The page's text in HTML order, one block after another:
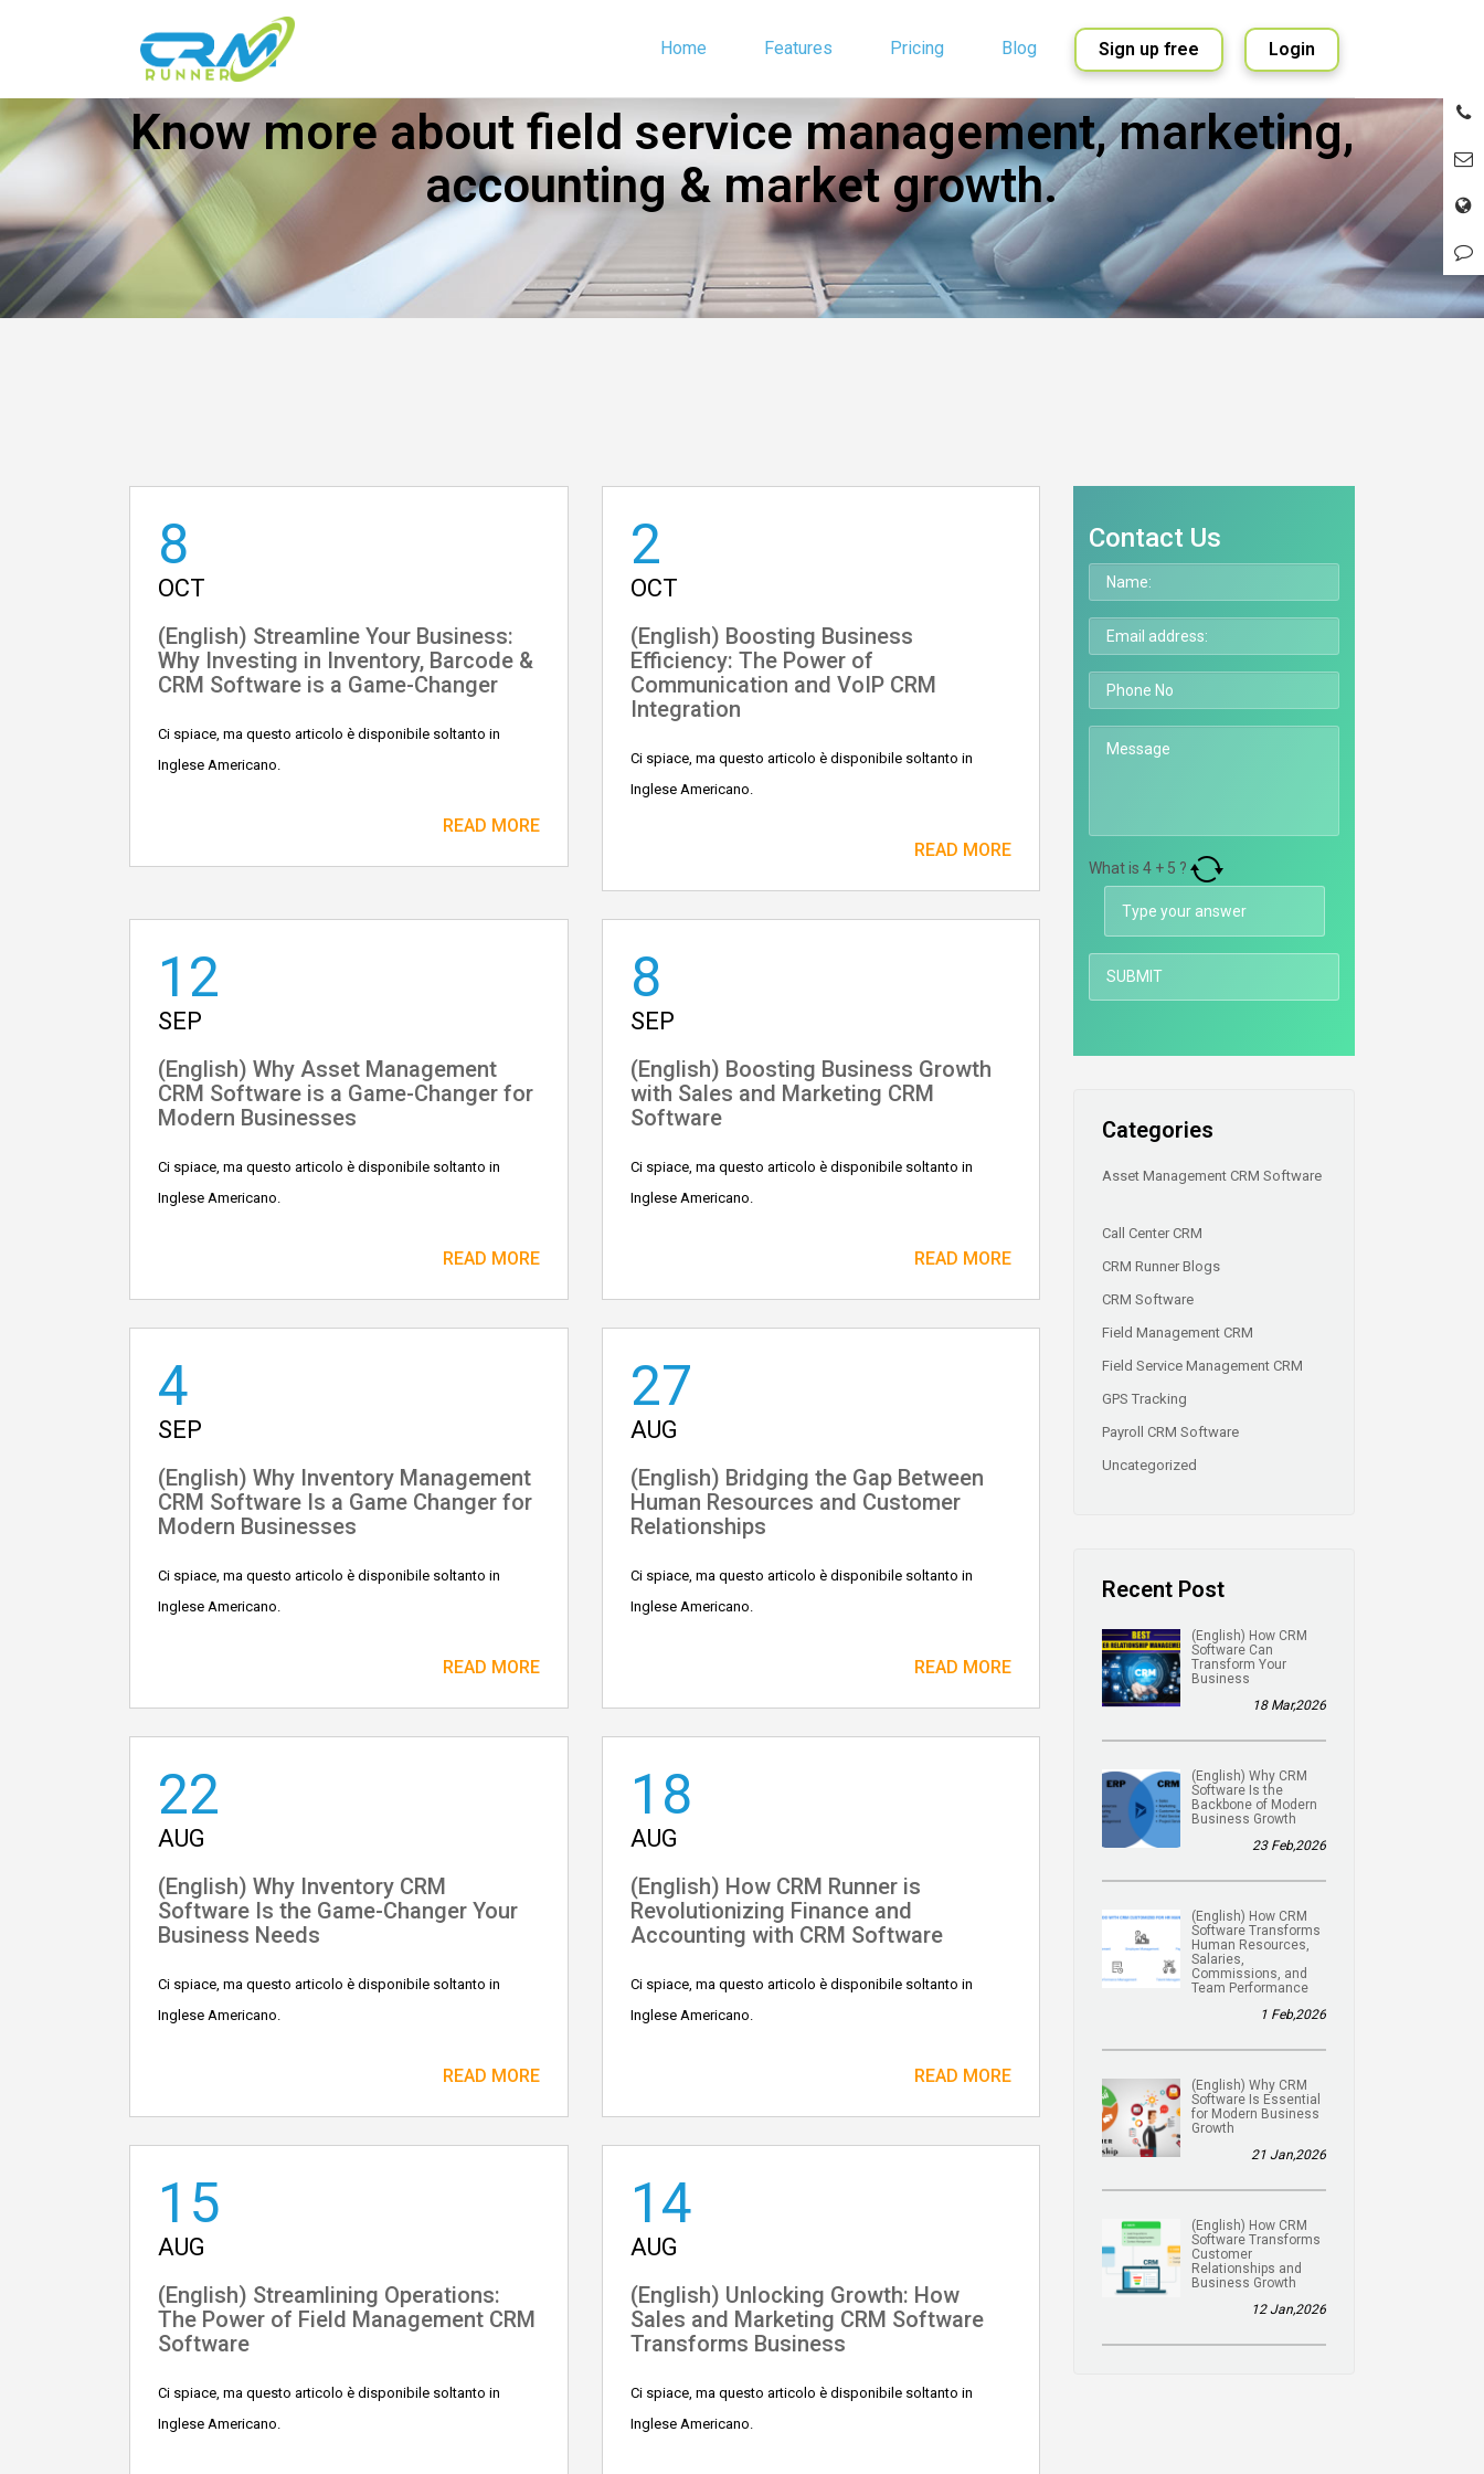
Home Features Pricing Blog
English
Spanish
Sign up free Login
Know more about field service management, marketing,
accounting & market growth.
8
OCT
(English) Streamline Your Business:
Why Investing in Inventory, Barcode &
CRM Software is a Game-Changer
Ci spiace, ma questo articolo è disponibile soltanto in
Inglese Americano.
READ MORE
2
OCT
(English) Boosting Business
Efficiency: The Power of
Communication and VoIP CRM
Integration
Ci spiace, ma questo articolo è disponibile soltanto in
Inglese Americano.
READ MORE
12
SEP
(English) Why Asset Management
CRM Software is a Game-Changer for
Modern Businesses
Ci spiace, ma questo articolo è disponibile soltanto in
Inglese Americano.
READ MORE
8
SEP
(English) Boosting Business Growth
with Sales and Marketing CRM
Software
Ci spiace, ma questo articolo è disponibile soltanto in
Inglese Americano.
READ MORE
4
SEP
(English) Why Inventory Management
CRM Software Is a Game Changer for
Modern Businesses
Ci spiace, ma questo articolo è disponibile soltanto in
Inglese Americano.
READ MORE
27
AUG
(English) Bridging the Gap Between
Human Resources and Customer
Relationships
Ci spiace, ma questo articolo è disponibile soltanto in
Inglese Americano.
READ MORE
22
AUG
(English) Why Inventory CRM
Software Is the Game-Changer Your
Business Needs
Ci spiace, ma questo articolo è disponibile soltanto in
Inglese Americano.
READ MORE
18
AUG
(English) How CRM Runner is
Revolutionizing Finance and
Accounting with CRM Software
Ci spiace, ma questo articolo è disponibile soltanto in
Inglese Americano.
READ MORE
15
AUG
(English) Streamlining Operations:
The Power of Field Management CRM
Software
Ci spiace, ma questo articolo è disponibile soltanto in
Inglese Americano.
14
AUG
(English) Unlocking Growth: How
Sales and Marketing CRM Software
Transforms Business
Ci spiace, ma questo articolo è disponibile soltanto in
Inglese Americano.
Contact Us
What is 4 + 5 ?
Categories
Asset Management CRM Software
Call Center CRM
CRM Runner Blogs
CRM Software
Field Management CRM
Field Service Management CRM
GPS Tracking
Payroll CRM Software
Uncategorized
Recent Post
(English) How CRM
Software Can
Transform Your
Business
18 Mar,2026
(English) Why CRM
Software Is the
Backbone of Modern
Business Growth
23 Feb,2026
(English) How CRM
Software Transforms
Human Resources,
Salaries,
Commissions, and
Team Performance
1 Feb,2026
(English) Why CRM
Software Is Essential
for Modern Business
Growth
21 Jan,2026
(English) How CRM
Software Transforms
Customer
Relationships and
Business Growth
12 Jan,2026